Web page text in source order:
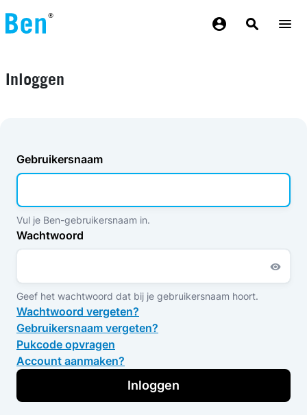
Inloggen
Gebruikersnaam
Vul je Ben-gebruikersnaam in.
Wachtwoord
Geef het wachtwoord dat bij je gebruikersnaam hoort.
Wachtwoord vergeten?
Gebruikersnaam vergeten?
Pukcode opvragen
Account aanmaken?
Inloggen